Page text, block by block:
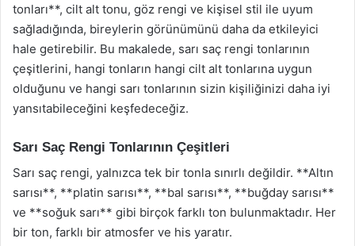
tonları**, cilt alt tonu, göz rengi ve kişisel stil ile uyum
sağladığında, bireylerin görünümünü daha da etkileyici
hale getirebilir. Bu makalede, sarı saç rengi tonlarının
çeşitlerini, hangi tonların hangi cilt alt tonlarına uygun
olduğunu ve hangi sarı tonlarının sizin kişiliğinizi daha iyi
yansıtabileceğini keşfedeceğiz.
Sarı Saç Rengi Tonlarının Çeşitleri
Sarı saç rengi, yalnızca tek bir tonla sınırlı değildir. **Altın
sarısı**, **platin sarısı**, **bal sarısı**, **buğday sarısı**
ve **soğuk sarı** gibi birçok farklı ton bulunmaktadır. Her
bir ton, farklı bir atmosfer ve his yaratır.